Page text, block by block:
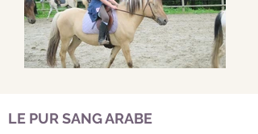
LE PUR SANG ARABE